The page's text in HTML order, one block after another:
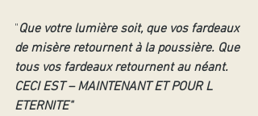
"Que votre lumière soit, que vos fardeaux
de misère retournent à la poussière. Que
tous vos fardeaux retournent au néant.
CECI EST – MAINTENANT ET POUR L
ETERNITE"